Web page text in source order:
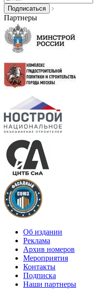
Партнеры
Об издании
Реклама
Архив номеров
Мероприятия
Контакты
Подписка
Наши партнеры